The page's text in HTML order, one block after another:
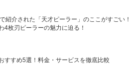
紹介された「天才ピーラー」のここがすごい！
4枚刃ピーラーの魅力に迫る！
すすめ5選！料金・サービスを徹底比較